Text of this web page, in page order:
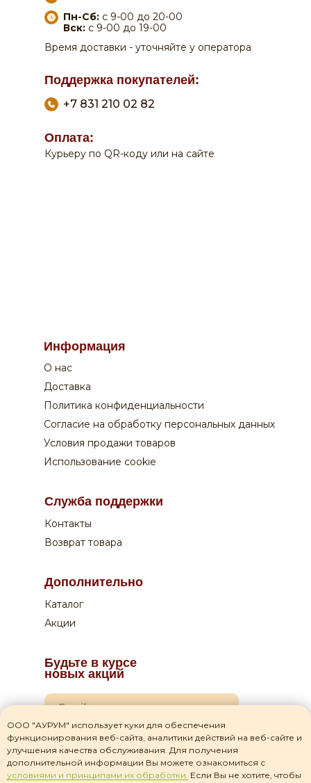
+7 831 210 02 82
Пн-Сб: с 9-00 до 20-00
Вск: с 9-00 до 19-00
Время доставки - уточняйте у оператора
Курьеру по QR-коду или на сайте
Оплата:
Поддержка покупателей:
+7 908 762 44 09
+7 831 210 02 82
Пн-Сб:
Время доставки - уточняйте у оператора
Курьеру по QR-коду или на сайте
Поддержка покупателей:
ООО "АУРУМ" использует куки для обеспечения
функционирования веб-сайта, аналитики действий на веб-сайте и
улучшения качества обслуживания. Для получения
дополнительной информации Вы можете ознакомиться с
условиями и принципами их обработки. Если Вы не хотите, чтобы
Информация
Условия продажи товаров
Использование cookie
О нас
Доставка
Политика конфиденциальности
Согласие на обработку персональных данных
Служба поддержки
Контакты
Возврат товара
Будьте в курсе
новых акций
Дополнительно
Каталог
Акции
Я даю согласие наобработку своих персональных данных
конфиденциальности и принимаю его